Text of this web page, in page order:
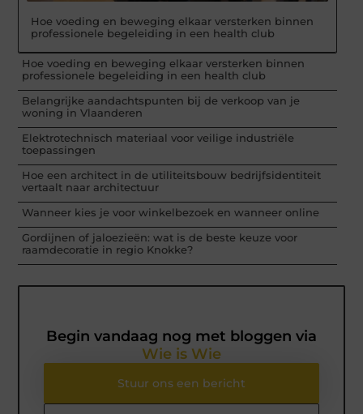
Hoe voeding en beweging elkaar versterken binnen
professionele begeleiding in een health club
Hoe voeding en beweging elkaar versterken binnen
professionele begeleiding in een health club
Belangrijke aandachtspunten bij de verkoop van je
woning in Vlaanderen
Elektrotechnisch materiaal voor veilige industriële
toepassingen
Hoe een architect in de utiliteitsbouw bedrijfsidentiteit
vertaalt naar architectuur
Wanneer kies je voor winkelbezoek en wanneer online
Gordijnen of jaloezieën: wat is de beste keuze voor
raamdecoratie in regio Knokke?
Begin vandaag nog met bloggen via
Wie is Wie
Stuur ons een bericht